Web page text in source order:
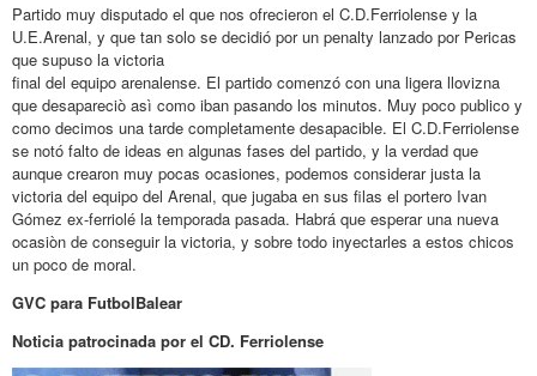
Partido muy disputado el que nos ofrecieron el C.D.Ferriolense y la
U.E.Arenal, y que tan solo se decidió por un penalty lanzado por Pericas
que supuso la victoria
final del equipo arenalense. El partido comenzó con una ligera llovizna
que desapareciò asì como iban pasando los minutos. Muy poco publico y
como decimos una tarde completamente desapacible. El C.D.Ferriolense
se notó falto de ideas en algunas fases del partido, y la verdad que
aunque crearon muy pocas ocasiones, podemos considerar justa la
victoria del equipo del Arenal, que jugaba en sus filas el portero Ivan
Gómez ex-ferriolé la temporada pasada. Habrá que esperar una nueva
ocasiòn de conseguir la victoria, y sobre todo inyectarles a estos chicos
un poco de moral.
GVC para FutbolBalear
Noticia patrocinada por el CD. Ferriolense